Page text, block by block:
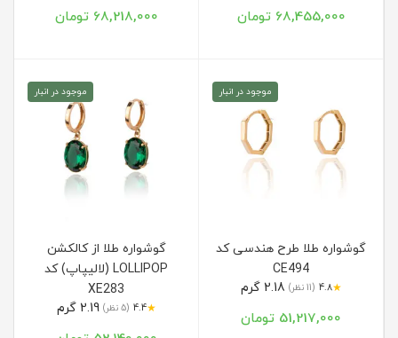
68,455,000 تومان 68,218,000 تومان
موجود در انبار
گوشواره طلا طرح هندسی کد
CE494
★
4.8 (11 نظر)
51,217,000 تومان
موجود در انبار
گوشواره طلا از کالکشن
LOLLIPOP (لالیپاپ) کد
XE283
★
4.4 (5 نظر) 2.19 گرم